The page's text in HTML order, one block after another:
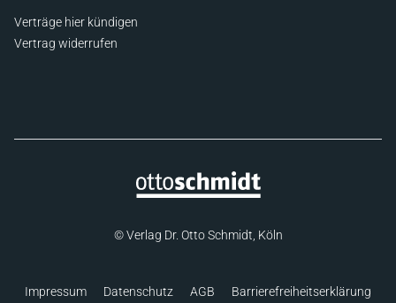
Verträge hier kündigen
Vertrag widerrufen
© Verlag Dr. Otto Schmidt, Köln
Impressum Datenschutz AGB Barrierefreiheitserklärung